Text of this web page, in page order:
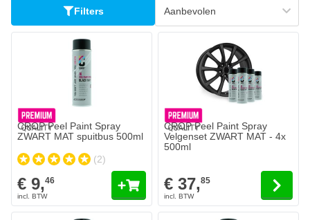
Filters
CROP Peel Paint Spray
ZWART MAT spuitbus 500ml
(2)
€ 9,46
CROP Peel Paint Spray
Velgenset ZWART MAT - 4x
500ml
De prijs is afhankelijk van de
€ 37,85